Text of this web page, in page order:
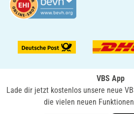
VBS App
Lade dir jetzt kostenlos unsere neue
die vielen neuen